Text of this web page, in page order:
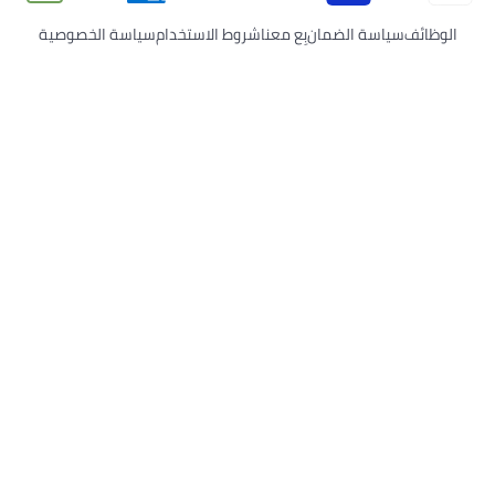
الوظائفسياسة الضمانبِع معناشروط الاستخدامسياسة الخصوصية